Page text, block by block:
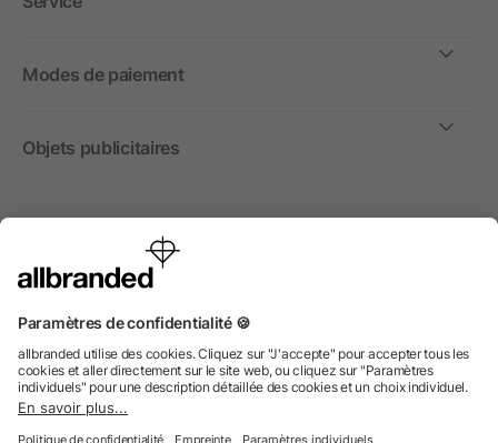
Modes de paiement
Objets publicitaires
International